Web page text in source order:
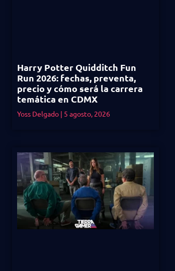
Harry Potter Quidditch Fun
Run 2026: fechas, preventa,
precio y cómo será la carrera
temática en CDMX
Yoss Delgado 5 agosto, 2026